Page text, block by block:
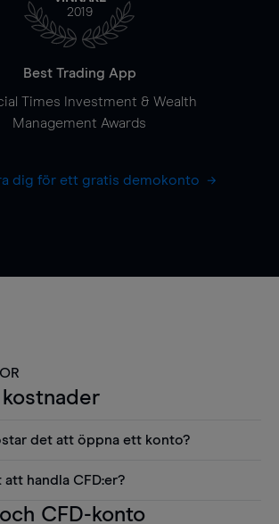
2019
Best Trading App
Times Investment & Wealth
Management Awards
dig för ett gratis demokonto
det att öppna ett konto?
verktyg som diagram, Reuters
handla CFD:er?
att tänka på när man
CFD-konto